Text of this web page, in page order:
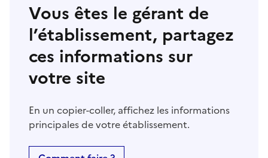
Vous êtes le gérant de
l’établissement, partagez
ces informations sur
votre site
En un copier-coller, affichez les informations
principales de votre établissement.